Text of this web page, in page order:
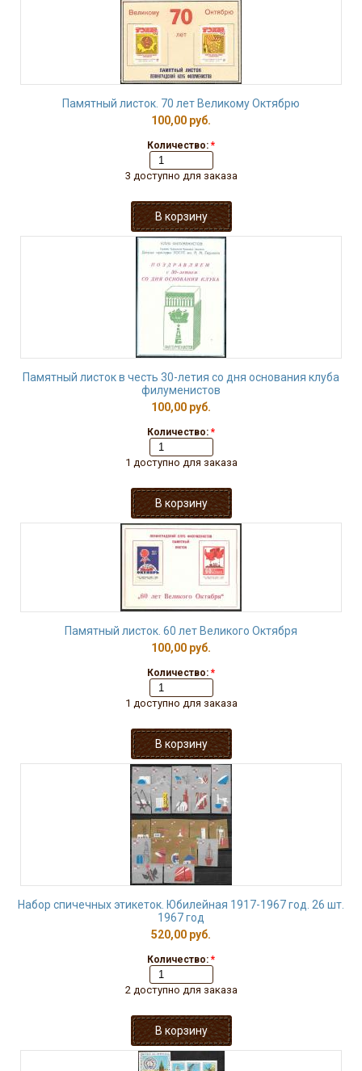
Памятный листок. 70 лет Великому Октябрю
100,00 руб.
Количество: *
3 доступно для заказа
Памятный листок в честь 30-летия со дня основания клуба
филуменистов
100,00 руб.
Количество: *
1 доступно для заказа
Памятный листок. 60 лет Великого Октября
100,00 руб.
Количество: *
1 доступно для заказа
Набор спичечных этикеток. Юбилейная 1917-1967 год. 26 шт.
1967 год
520,00 руб.
Количество: *
2 доступно для заказа